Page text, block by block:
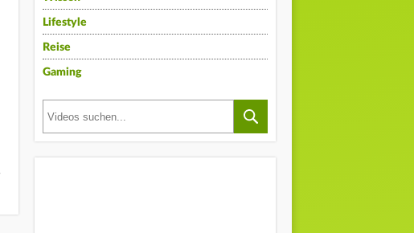
Lifestyle
Reise
Gaming